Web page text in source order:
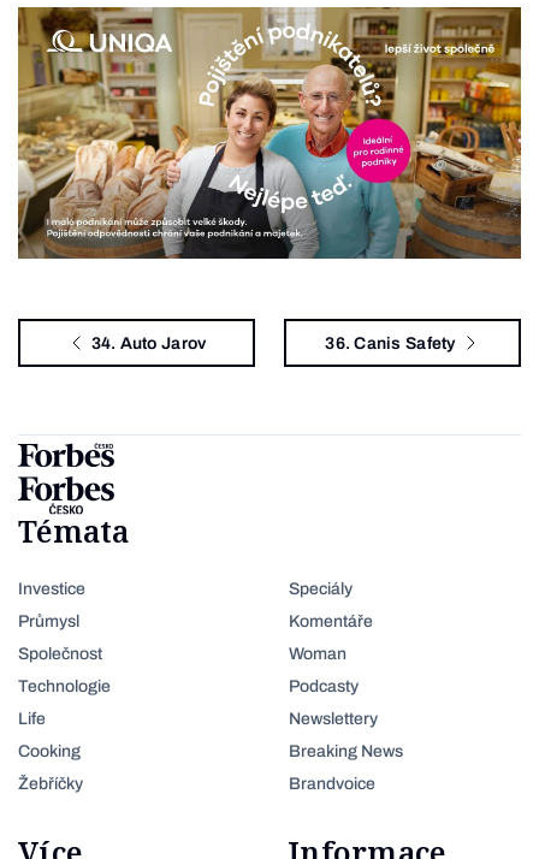
34. Auto Jarov 36. Canis Safety
Témata
Investice
Průmysl
Společnost
Technologie
Life
Cooking
Žebříčky
Speciály
Komentáře
Woman
Podcasty
Newslettery
Breaking News
Brandvoice